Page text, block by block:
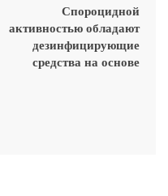
Спороцидной
активностью обладают
дезинфицирующие
средства на основе